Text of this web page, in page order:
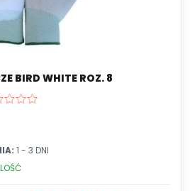
BIRD WHITE ROZ. 8
1 - 3 DNI